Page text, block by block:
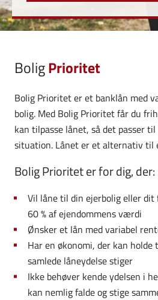
BoligPrioritet
Bolig Prioritet er et banklån med
bolig. Med Bolig Prioritet får du
kan tilpasse lånet, så det passer
situation. Lånet er et alternativ til
Bolig Prioritet er for dig, der:
Vil låne til din ejerbolig eller
60 % af ejendommens værdi
Ønsker et lån med variabel
Har en økonomi, der kan
samlede låneydelse stiger
Ikke behøver kende ydelsen i
kan nemlig falde og stige